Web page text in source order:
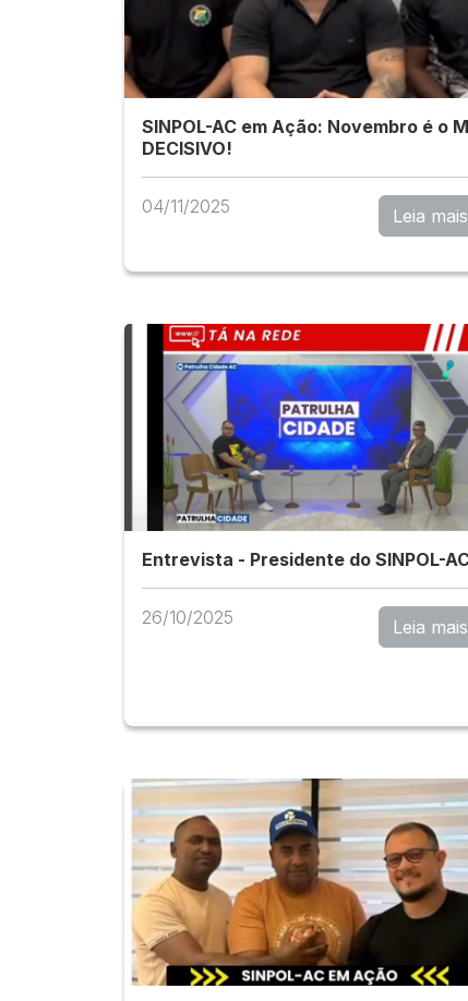
SINPOL-AC em Ação: Novembro é o
DECISIVO!
04/11/2025 Leia
Entrevista - Presidente do SINPOL-
26/10/2025 Leia